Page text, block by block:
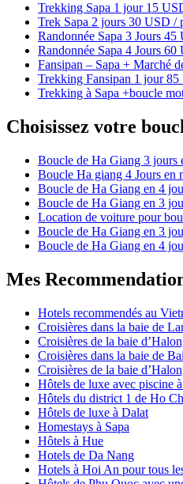
Trekking Sapa 1 jour 15
Trek Sapa 2 jours 30 USD /
Randonnée Sapa 3 Jours 45
Randonnée Sapa 4 Jours 60
Fansipan – Sapa + Marché
Trekking Fansipan 1 jour 85
Trekking à Sapa +boucle
Choisissez votre
Boucle de Ha Giang 3 jours
Boucle Ha giang 4 Jours en
Boucle de Ha Giang en 4
Boucle de Ha Giang en 3
Location de voiture pour
Boucle de Ha Giang en 3
Boucle de Ha Giang en 4
Mes
Hotels recommendés au
Croisières dans la baie de
Croisières de la baie
Croisières dans la baie de
Croisières de la baie
Hôtels de luxe avec piscine
Hôtels du district 1 de Ho
Hôtels de luxe à Dalat
Homestays à Sapa
Hôtels à Hue
Hotels de Da Nang
Hotels à Hoi An pour tous